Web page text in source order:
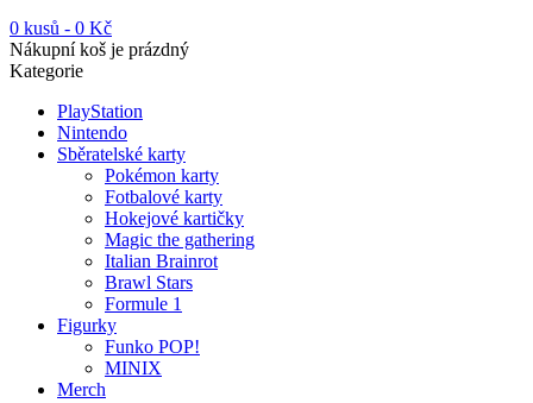
0 kusů - 0 Kč
Nákupní koš je prázdný
Kategorie
PlayStation
Nintendo
Sběratelské karty
Pokémon karty
Fotbalové karty
Hokejové kartičky
Magic the gathering
Italian Brainrot
Brawl Stars
Formule 1
Figurky
Funko POP!
MINIX
Merch